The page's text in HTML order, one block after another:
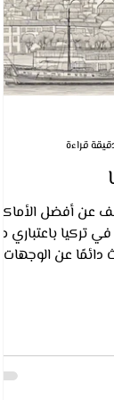
عن أفضل الأماكن
تركيا باعتباري من
عن الوجهات